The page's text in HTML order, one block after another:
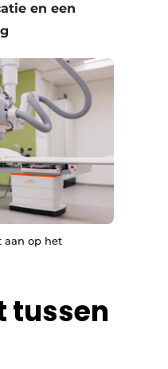
en een
aan op het
tussen